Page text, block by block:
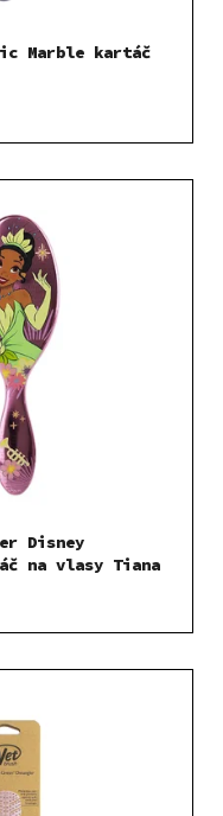
Marble kartáč
Disney
na vlasy Tiana